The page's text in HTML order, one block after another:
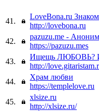
41.
LoveBona.ru
http://lovebona.ru
42.
pazuzu.me -
https://pazuzu.mes
43.
Ищещь ЛЮБОВЬ?
http://
44.
Храм любви
https://templelove.ru
45.
xlsize.ru
http://xlsize.ru/